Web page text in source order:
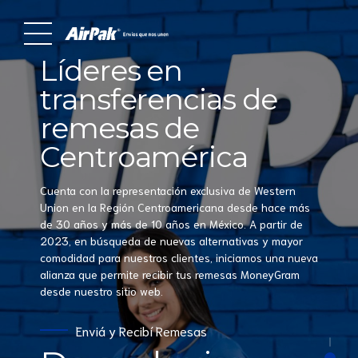
Líderes en
transferencias de
remesas de
Centroamérica
Contamos con la representación exclusiva de Western
Union en la Región Centroamericana desde hace más
de 30 años y más de 10 años en México. A partir de
2023, en búsqueda de nuevas alternativas y mayor
comodidad para nuestros clientes, iniciamos una nueva
alianza que permite recibir tus remesas MoneyGram
desde nuestro sitio web.
Remesas a tu manera,
y
Líderes en
transferencias de
remesas de
Centroamérica
Cuenta con la representación exclusiva de Western
Union en la Región Centroamericana desde hace más
de 30 años y más de 10 años en México.A partir de
2023, en búsqueda de nuevas alternativas y mayor
comodidad para nuestros clientes, iniciamos una nueva
alianza que permite recibir tus remesas MoneyGram
desde nuestro sitio web.
Enviá y Recibí Remesas